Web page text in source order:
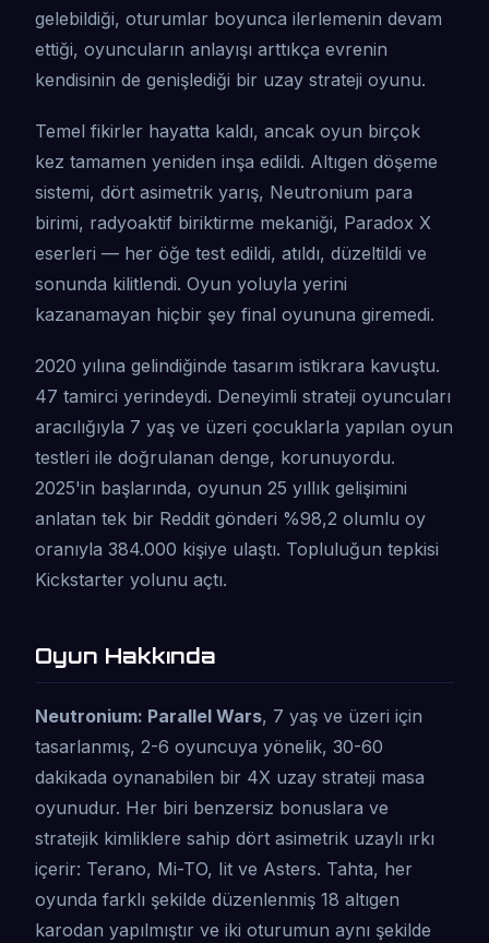
gelebildiği, oturumlar boyunca ilerlemenin devam
ettiği, oyuncuların anlayışı arttıkça evrenin
kendisinin de genişlediği bir uzay strateji oyunu.
Temel fikirler hayatta kaldı, ancak oyun birçok
kez tamamen yeniden inşa edildi. Altıgen döşeme
sistemi, dört asimetrik yarış, Neutronium para
birimi, radyoaktif biriktirme mekaniği, Paradox X
eserleri — her öğe test edildi, atıldı, düzeltildi ve
sonunda kilitlendi. Oyun yoluyla yerini
kazanamayan hiçbir şey final oyununa giremedi.
2020 yılına gelindiğinde tasarım istikrara kavuştu.
47 tamirci yerindeydi. Deneyimli strateji oyuncuları
aracılığıyla 7 yaş ve üzeri çocuklarla yapılan oyun
testleri ile doğrulanan denge, korunuyordu.
2025'in başlarında, oyunun 25 yıllık gelişimini
anlatan tek bir Reddit gönderi %98,2 olumlu oy
oranıyla 384.000 kişiye ulaştı. Topluluğun tepkisi
Kickstarter yolunu açtı.
Oyun Hakkında
Neutronium: Parallel Wars, 7 yaş ve üzeri için
tasarlanmış, 2-6 oyuncuya yönelik, 30-60
dakikada oynanabilen bir 4X uzay strateji masa
oyunudur. Her biri benzersiz bonuslara ve
stratejik kimliklere sahip dört asimetrik uzaylı ırkı
içerir: Terano, Mi-TO, Iit ve Asters. Tahta, her
oyunda farklı şekilde düzenlenmiş 18 altıgen
karodan yapılmıştır ve iki oturumun aynı şekilde